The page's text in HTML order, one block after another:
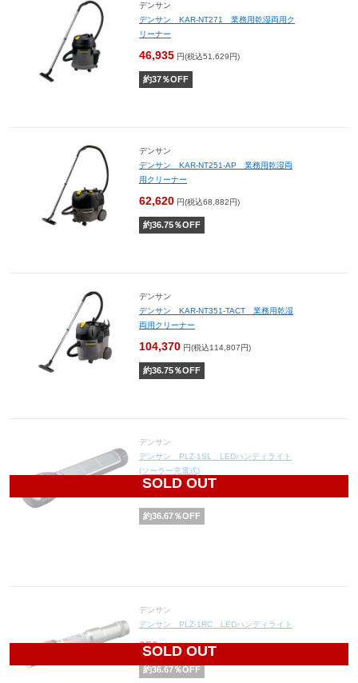
デンサン
デンサン KAR-NT271 業務用乾湿両用ク
リーナー
46,935 円(税込51,629円)
約37％OFF
デンサン
デンサン KAR-NT251-AP 業務用乾湿両
用クリーナー
62,620 円(税込68,882円)
約36.75％OFF
デンサン
デンサン KAR-NT351-TACT 業務用乾湿
両用クリーナー
104,370 円(税込114,807円)
約36.75％OFF
SOLD OUT
デンサン
デンサン PLZ-1SL LEDハンディライト
(ソーラー充電式)
950
約36.67％OFF
SOLD OUT
デンサン
デンサン PLZ-1RC LEDハンディライト
950円(税込1,045円)
約36.67％OFF